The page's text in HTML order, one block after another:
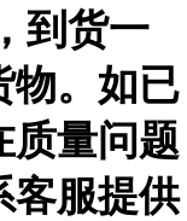
到货一
物。如已
质量问题
客服提供